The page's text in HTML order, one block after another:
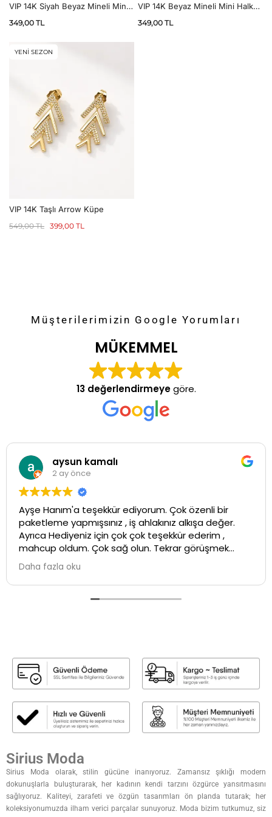
VIP 14K Siyah Beyaz Mineli Mini
349,00 TL
VIP 14K Beyaz Mineli Mini Halka
349,00 TL
YENİ SEZON
VIP 14K Taşlı Arrow Küpe
549,00TL 399,00 TL
Müşterilerimizin Google Yorumları
MÜKEMMEL
13 değerlendirmeyegöre.
aysun kamalı
2 ay önce
Ayşe Hanım'a teşekkür ediyorum. Çok özenli bir
paketleme yapmışsınız , iş ahlakınız alkışa değer.
Ayrıca Hediyeniz için çok çok teşekkür ederim ,
mahcup oldum. Çok sağ olun. Tekrar görüşmek
üzere ...İyi çalışmalar💕
Daha fazla oku
Sirius Moda
Sirius Moda olarak, stilin gücüne inanıyoruz. Zamansız şıklığı modern
dokunuşlarla buluşturarak, her kadının kendi tarzını özgürce yansıtmasını
sağlıyoruz. Kaliteyi, zarafeti ve özgün tasarımları ön planda tutarak; her
koleksiyonumuzda ilham verici parçalar sunuyoruz. Moda bizim tutkumuz, siz